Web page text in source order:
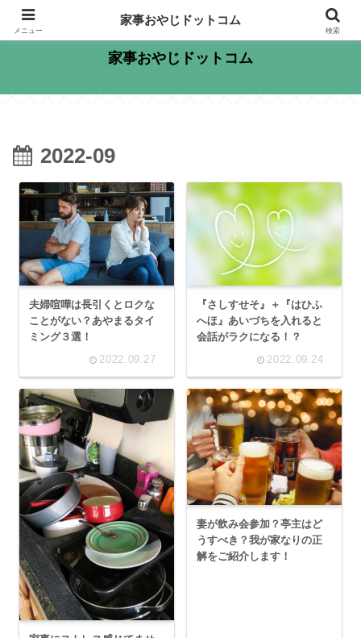
大規模リフォーム専門家！家族もお客様も笑顔に！
家事おやじドットコム
2022-09
夫婦喧嘩は長引くとロクな
ことがない？あやまるタイ
ミング３選！
2022.09.27
『さしすせそ』＋『はひふ
へほ』あいづちを入れると
会話がラクになる！？
2022.09.24
妻が飲み会参加？亭主はど
うすべき？我が家なりの正
解をご紹介します！
メニュー
家事おやじドットコム
検索